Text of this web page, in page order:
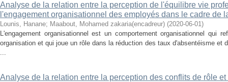
Analyse de la relation entre la perception de l'équilibre vie
l'engagement organisationnel des employés dans le cadre de
Lounis, Hanane; Maabout, Mohamed zakaria(encadreur) (2020-06-01)
L'engagement organisationnel est un comportement organisationnel qui
organisation et qui joue un rôle dans la réduction des taux d'absentéisme et
...
Analyse de la relation entre la perception des conflits de rôle